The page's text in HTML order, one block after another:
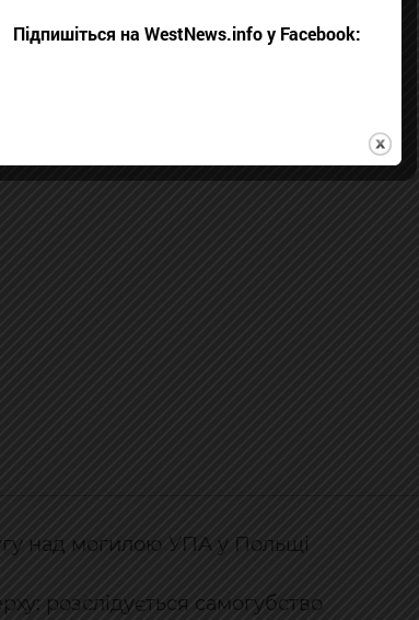
над могилою УПА у Польщі
розслідується самогубство
Підпишіться на WestNews.info у Facebook: